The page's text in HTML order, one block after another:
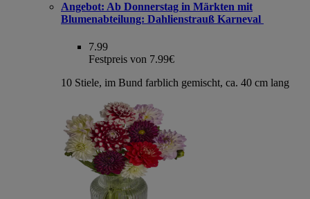
Angebot: Ab Donnerstag in Märkten mit
Blumenabteilung: Dahlienstrauß Karneval
7.99
Festpreis von 7.99€
10 Stiele, im Bund farblich gemischt, ca. 40 cm lang